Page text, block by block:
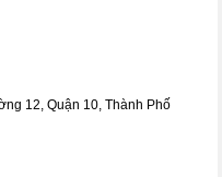
12, Quận 10, Thành Phố